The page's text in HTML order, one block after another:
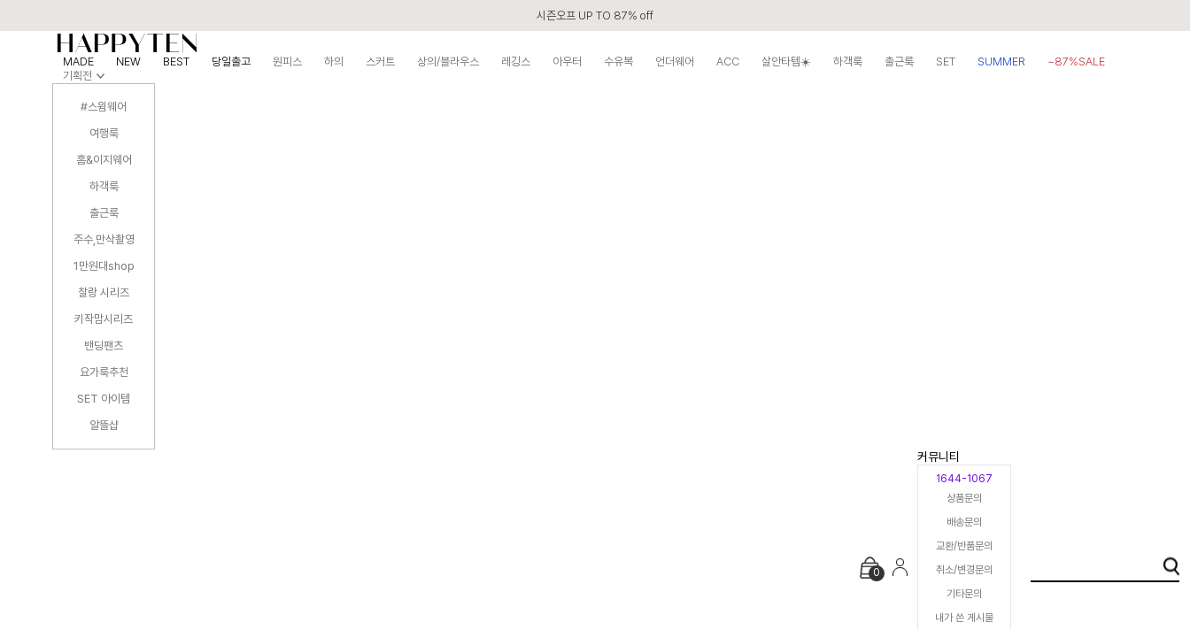
시즌오프 UP TO 87% off
MADE NEW BEST 당일출고 원피스 하의 스커트 상의/블라우스 레깅스 아우터 수유복 언더웨어 ACC 살안타템☀️ 하객룩 출근룩 SET SUMMER
~87%SALE
기획전
#스윔웨어
여행룩
홈&이지웨어
하객룩
출근룩
주수,만삭촬영
1만원대shop
찰랑 시리즈
키작맘시리즈
밴딩팬츠
요가룩추천
SET 아이템
알뜰샵
0
커뮤니티
1644-1067
상품문의
배송문의
교환/반품문의
취소/변경문의
기타문의
내가 쓴 게시물